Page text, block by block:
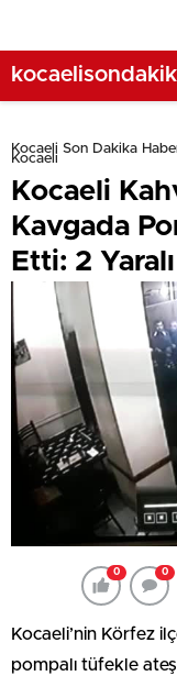
Kocaeli Son Dakika
Kocaeli
Kocaeli
Kavgada
Etti: 2 Yaralı
0 0
Kocaeli’nin Körfez
pompalı tüfekle